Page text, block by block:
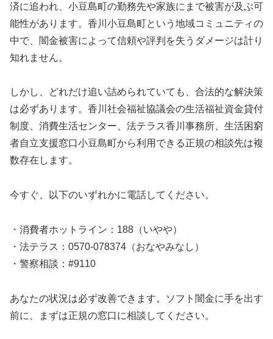
済に追われ、小豆島町の勤務先や家族にまで被害が及ぶ可
能性があります。香川小豆島町という地域コミュニティの
中で、闇金被害によって信頼や評判を失うダメージは計り
知れません。
しかし、どれだけ追い詰められていても、合法的な解決策
は必ずあります。香川社会福祉協議会の生活福祉資金貸付
制度、消費生活センター、法テラス香川事務所、生活困窮
者自立支援窓口小豆島町から利用できる正規の相談先は複
数存在します。
今すぐ、以下のいずれかに電話してください。
・消費者ホットライン：188（いやや）
・法テラス：0570-078374（おなやみなし）
・警察相談：#9110
あなたの状況は必ず改善できます。ソフト闇金に手を出す
前に、まずは正規の窓口に相談してください。